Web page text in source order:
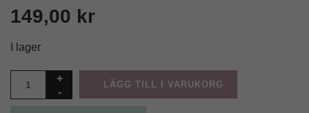
149,00 kr
I lager
LÄGG TILL I VARUKORG